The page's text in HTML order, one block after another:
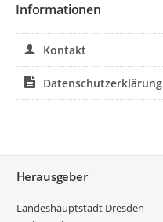
Informationen
Kontakt
Datenschutzerklärung
Herausgeber
Landeshauptstadt Dresden